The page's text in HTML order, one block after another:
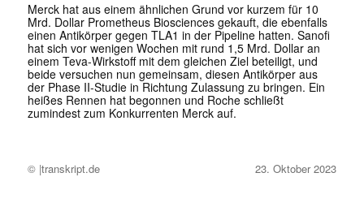
Merck hat aus einem ähnlichen Grund vor kurzem für 10
Mrd. Dollar Prometheus Biosciences gekauft, die ebenfalls
einen Antikörper gegen TLA1 in der Pipeline hatten. Sanofi
hat sich vor wenigen Wochen mit rund 1,5 Mrd. Dollar an
einem Teva-Wirkstoff mit dem gleichen Ziel beteiligt, und
beide versuchen nun gemeinsam, diesen Antikörper aus
der Phase II-Studie in Richtung Zulassung zu bringen. Ein
heißes Rennen hat begonnen und Roche schließt
zumindest zum Konkurrenten Merck auf.
© |transkript.de 23. Oktober 2023